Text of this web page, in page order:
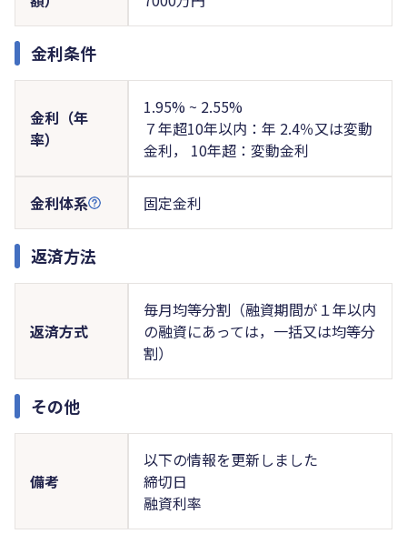
金利条件
金利（年
率）
1.95% ~ 2.55%
７年超10年以内：年 2.4％又は変動
金利， 10年超：変動金利
金利体系 固定金利
返済方法
返済方式
毎月均等分割（融資期間が１年以内
の融資にあっては，一括又は均等分
割）
その他
備考
以下の情報を更新しました
締切日
融資利率